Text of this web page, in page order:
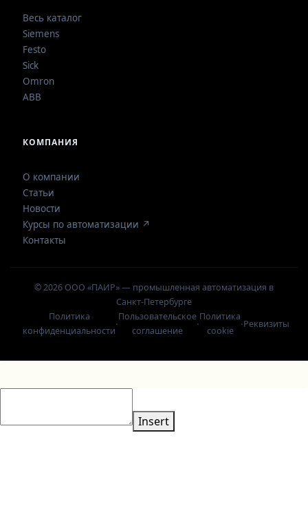
Весь каталог
Siemens
Festo
Sick
Omron
ABB
КОМПАНИЯ
О компании
Статьи
Новости
Курсы по автоматизации ↗
Контакты
© 2026 ООО «ПАИР» — промышленная автоматизация в
Санкт-Петербурге
Политика
конфиденциальности
·
Пользовательское
соглашение
·
Политика
cookie
·Реквизиты
Insert